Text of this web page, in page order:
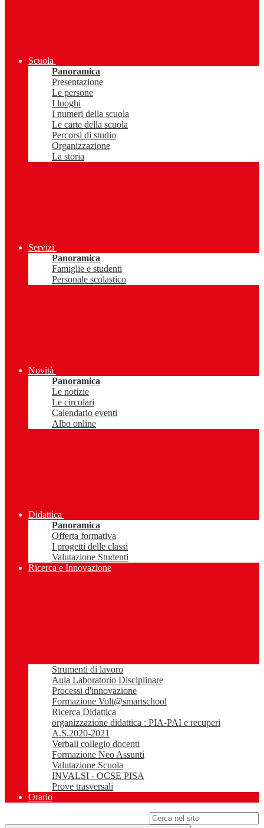
Scuola
Panoramica
Presentazione
Le persone
I luoghi
I numeri della scuola
Le carte della scuola
Percorsi di studio
Organizzazione
La storia
Servizi
Panoramica
Famiglie e studenti
Personale scolastico
Novità
Panoramica
Le notizie
Le circolari
Calendario eventi
Albo online
Didattica
Panoramica
Offerta formativa
I progetti delle classi
Valutazione Studenti
Ricerca e Innovazione
Strumenti di lavoro
Aula Laboratorio Disciplinare
Processi d'innovazione
Formazione Volt@smartschool
Ricerca Didattica
organizzazione didattica : PIA-PAI e recuperi
A.S.2020-2021
Verbali collegio docenti
Formazione Neo Assunti
Valutazione Scuola
INVALSI - OCSE PISA
Prove trasversali
Orario